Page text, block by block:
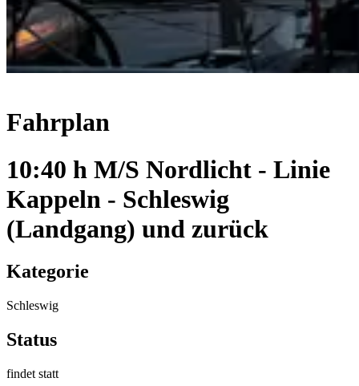
Fahrplan
10:40 h M/S Nordlicht - Linie
Kappeln - Schleswig
(Landgang) und zurück
Kategorie
Schleswig
Status
findet statt